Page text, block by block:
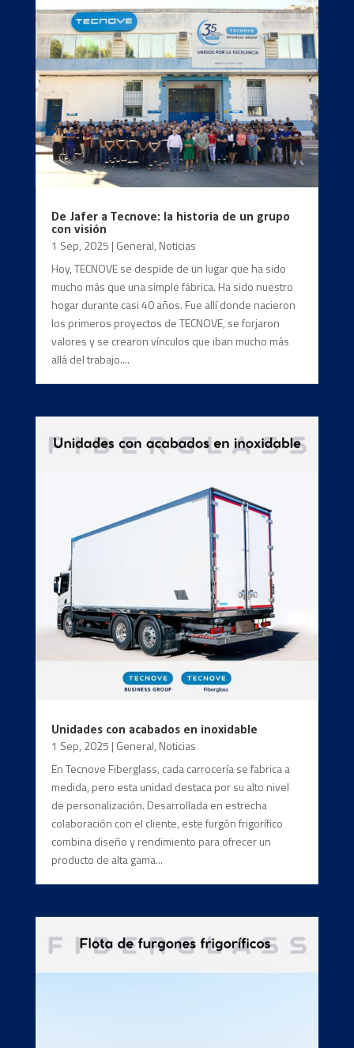
De Jafer a Tecnove: la historia de un grupo
con visión
1 Sep, 2025 | General, Noticias
Hoy, TECNOVE se despide de un lugar que ha sido
mucho más que una simple fábrica. Ha sido nuestro
hogar durante casi 40 años. Fue allí donde nacieron
los primeros proyectos de TECNOVE, se forjaron
valores y se crearon vínculos que iban mucho más
allá del trabajo....
Unidades con acabados en inoxidable
1 Sep, 2025 | General, Noticias
En Tecnove Fiberglass, cada carrocería se fabrica a
medida, pero esta unidad destaca por su alto nivel
de personalización. Desarrollada en estrecha
colaboración con el cliente, este furgón frigorífico
combina diseño y rendimiento para ofrecer un
producto de alta gama...